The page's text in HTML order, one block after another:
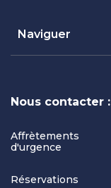
Naviguer
Nous contacter :
Affrètements
d'urgence
Réservations